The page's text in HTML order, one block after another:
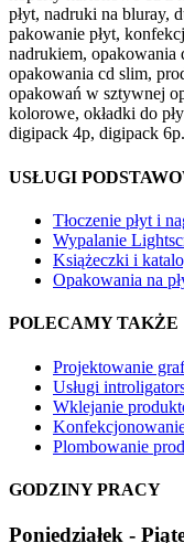
płyt, nadruki na bluray,
pakowanie płyt,
nadrukiem, opakowania
opakowania cd slim,
opakowań w sztywnej
kolorowe, okładki do
digipack 4p, digipack 6p.
USŁUGI
Tłoczenie płyt i
Wypalanie
Książeczki i
Opakowania na
POLECAMY TAKŻE
Projektowanie
Usługi
Wklejanie
Plombowanie
GODZINY PRACY
Poniedziałek -